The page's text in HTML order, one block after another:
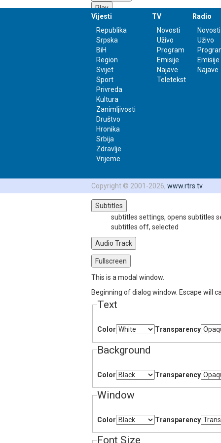
Play
Mute
0:00
2:59
Loaded:
0%
Progress
Stream Type
-2:59
Playback Rate
1x
Chapters
Chapters
Descriptions
descriptions off, selected
Subtitles
subtitles settings, opens subtitles
subtitles off, selected
Audio Track
Fullscreen
This is a modal window.
Beginning of dialog window. Escape will
Text
Color Transparency
Background
Color Transparency
Window
Color Transparency
Font Size
Vijesti
Republika
Srpska
BiH
Region
Svijet
Sport
Privreda
Kultura
Zanimljivosti
Društvo
Hronika
Srbija
Zdravlje
Vrijeme
TV
Novosti
Uživo
Program
Emisije
Najave
Teletekst
Radio
Novosti
Uživo
Emisije
Najave
Copyright © 2001-2026, www.rtrs.tv